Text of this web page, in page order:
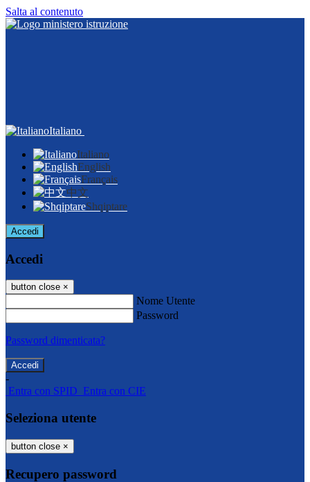
Salta al contenuto
Italiano
Italiano
English
Français
中文
Shqiptare
Accedi
Accedi
button close ×
Nome Utente
Password
Password dimenticata?
-
Entra con SPID Entra con CIE
Seleziona utente
button close ×
Recupero password